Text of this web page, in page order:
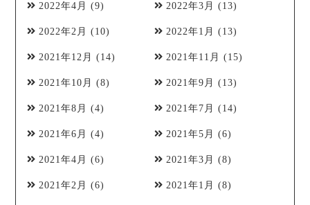
2022年4月 (9) 2022年3月 (13)
2022年2月 (10) 2022年1月 (13)
2021年12月 (14) 2021年11月 (15)
2021年10月 (8) 2021年9月 (13)
2021年8月 (4) 2021年7月 (14)
2021年6月 (4) 2021年5月 (6)
2021年4月 (6) 2021年3月 (8)
2021年2月 (6) 2021年1月 (8)